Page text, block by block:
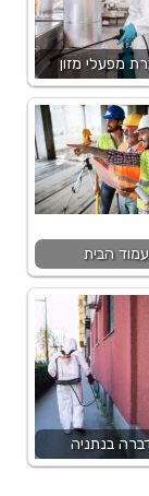
מפעלי מזון
עמוד הבית
בנתניה